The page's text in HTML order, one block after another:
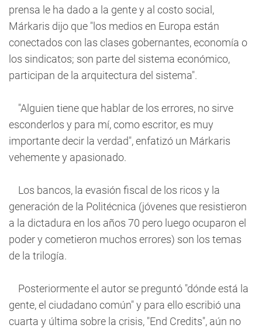
prensa le ha dado a la gente y al costo social,
Márkaris dijo que "los medios en Europa están
conectados con las clases gobernantes, economía o
los sindicatos; son parte del sistema económico,
participan de la arquitectura del sistema".
"Alguien tiene que hablar de los errores, no sirve
esconderlos y para mí, como escritor, es muy
importante decir la verdad", enfatizó un Márkaris
vehemente y apasionado.
Los bancos, la evasión fiscal de los ricos y la
generación de la Politécnica (jóvenes que resistieron
a la dictadura en los años 70 pero luego ocuparon el
poder y cometieron muchos errores) son los temas
de la trilogía.
Posteriormente el autor se preguntó "dónde está la
gente, el ciudadano común" y para ello escribió una
cuarta y última sobre la crisis, "End Credits", aún no